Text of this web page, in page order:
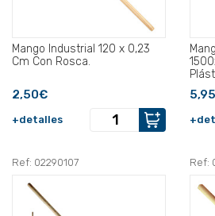
Mango Industrial 120 x 0,23
Cm Con Rosca.
2,50€
+detalles
Ref: 02290107 Ref: